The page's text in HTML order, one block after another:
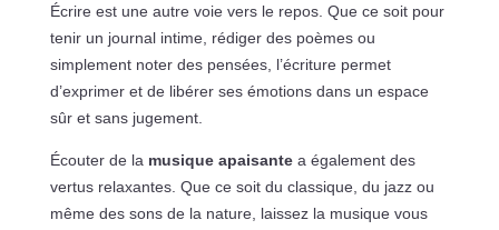
Écrire est une autre voie vers le repos. Que ce soit pour
tenir un journal intime, rédiger des poèmes ou
simplement noter des pensées, l’écriture permet
d’exprimer et de libérer ses émotions dans un espace
sûr et sans jugement.
Écouter de la musique apaisantea également des
vertus relaxantes. Que ce soit du classique, du jazz ou
même des sons de la nature, laissez la musique vous